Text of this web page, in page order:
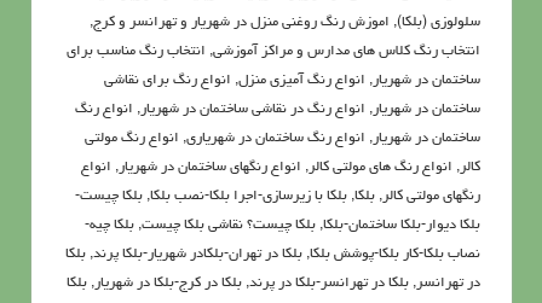
سلولوزی (بلکا), اموزش رنگ روغنی منزل در شهریار و تهرانسر و کرج,
انتخاب رنگ کلاس های مدارس و مراکز آموزشی, انتخاب رنگ مناسب برای
ساختمان در شهریار, انواع رنگ آمیزی منزل, انواع رنگ برای نقاشی
ساختمان در شهریار, انواع رنگ در نقاشی ساختمان در شهریار, انواع رنگ
ساختمان در شهریار, انواع رنگ ساختمان در شهریاری, انواع رنگ مولتی
کالر, انواع رنگ های مولتی کالر, انواع رنگهای ساختمان در شهریار, انواع
رنگهای مولتی کالر, بلکا, بلکا با زیرسازی-اجرا بلکا-نصب بلکا, بلکا چیست-
بلکا دیوار-بلکا ساختمان-بلکا, بلکا چیست؟ نقاشی بلکا چیست, بلکا چیه-
نصاب بلکا-کار بلکا-پوشش بلکا, بلکا در تهران-بلکادر شهریار-بلکا پرند, بلکا
در تهرانسر, بلکا در تهرانسر-بلکا در پرند, بلکا در کرج-بلکا در شهریار, بلکا